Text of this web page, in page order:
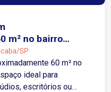
m² no bairro
SP
60 m² no
escritórios ou